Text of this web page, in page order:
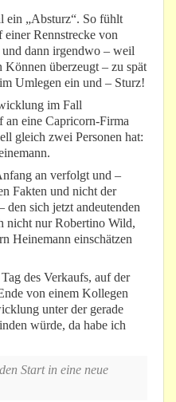
ein „Absturz“. So fühlt
Rennstrecke von
dann irgendwo – weil
Können überzeugt – zu spät
Umlegen ein und – Sturz!
im Fall
an eine Capricorn-Firma
gleich zwei Personen hat:
an verfolgt und –
Fakten und nicht der
den sich jetzt andeutenden
nicht nur Robertino Wild,
Heinemann einschätzen
des Verkaufs, auf der
von einem Kollegen
unter der gerade
würde, da habe ich
Start in eine neue